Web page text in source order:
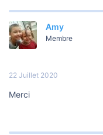
Amy
Membre
22 Juillet 2020
Merci